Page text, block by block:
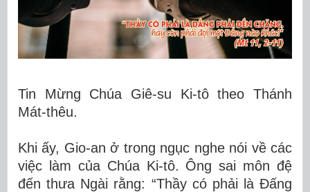
Tin Mừng Chúa Giê-su Ki-tô theo Thánh
Mát-thêu.
Khi ấy, Gio-an ở trong ngục nghe nói về các
việc làm của Chúa Ki-tô. Ông sai môn đệ
đến thưa Ngài rằng: “Thầy có phải là Ðấng